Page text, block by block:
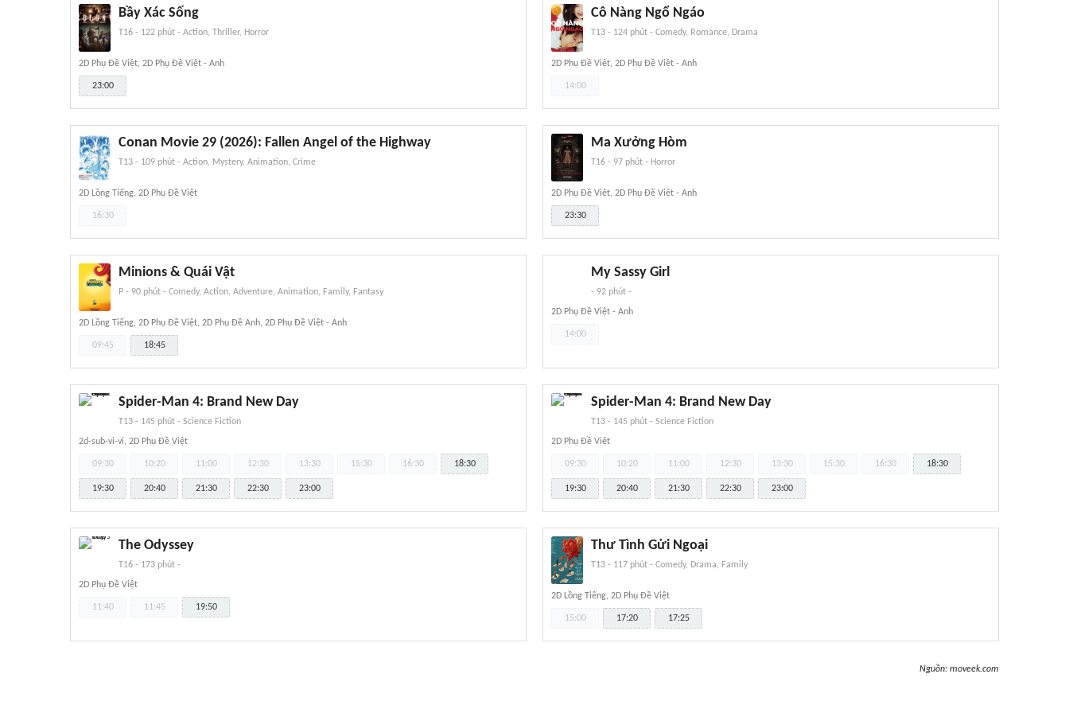
Bầy Xác Sống
T16 - 122 phút - Action, Thriller, Horror
2D Phụ Đề Việt, 2D Phụ Đề Việt - Anh
23:00
Cô Nàng Ngổ Ngáo
T13 - 124 phút - Comedy, Romance, Drama
2D Phụ Đề Việt, 2D Phụ Đề Việt - Anh
14:00
Conan Movie 29 (2026): Fallen Angel of the Highway
T13 - 109 phút - Action, Mystery, Animation, Crime
2D Lồng Tiếng, 2D Phụ Đề Việt
16:30
Ma Xưởng Hòm
T16 - 97 phút - Horror
2D Phụ Đề Việt, 2D Phụ Đề Việt - Anh
23:30
Minions & Quái Vật
P - 90 phút - Comedy, Action, Adventure, Animation, Family, Fantasy
2D Lồng Tiếng, 2D Phụ Đề Việt, 2D Phụ Đề Anh, 2D Phụ Đề Việt - Anh
09:45 18:45
My Sassy Girl
- 92 phút -
2D Phụ Đề Việt - Anh
14:00
Spider-Man 4: Brand New Day
T13 - 145 phút - Science Fiction
2d-sub-vi-vi, 2D Phụ Đề Việt
09:30 10:20 11:00 12:30 13:30 15:30 16:30 18:30
19:30 20:40 21:30 22:30 23:00
Spider-Man 4: Brand New Day
T13 - 145 phút - Science Fiction
2D Phụ Đề Việt
09:30 10:20 11:00 12:30 13:30 15:30 16:30 18:30
19:30 20:40 21:30 22:30 23:00
The Odyssey
T16 - 173 phút -
2D Phụ Đề Việt
11:40 11:45 19:50
Thư Tình Gửi Ngoại
T13 - 117 phút - Comedy, Drama, Family
2D Lồng Tiếng, 2D Phụ Đề Việt
15:00 17:20 17:25
Nguồn: moveek.com